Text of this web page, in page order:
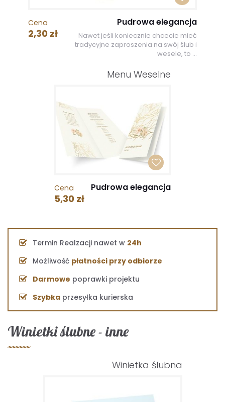
Winietki ślubne - inne
Winietka ślubna
Cena
2,30 zł
Pudrowa elegancja
Nawet jeśli koniecznie chcecie mieć
tradycyjne zaproszenia na swój ślub i
wesele, to ...
Menu Weselne
Cena
5,30 zł
Pudrowa elegancja
Termin Realzacji nawet w 24h
Możliwość płatności przy odbiorze
Darmowe poprawki projektu
Szybka przesyłka kurierska